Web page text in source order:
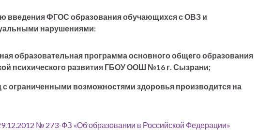
введения ФГОС образования обучающихся с ОВЗ и
нарушениями:
образовательная программа основного общего образования
психического развития ГБОУ ООШ №16 г. Сызрани;
с ограниченными возможностями здоровья производится на
№ 273-ФЗ «Об образовании в Российской Федерации»